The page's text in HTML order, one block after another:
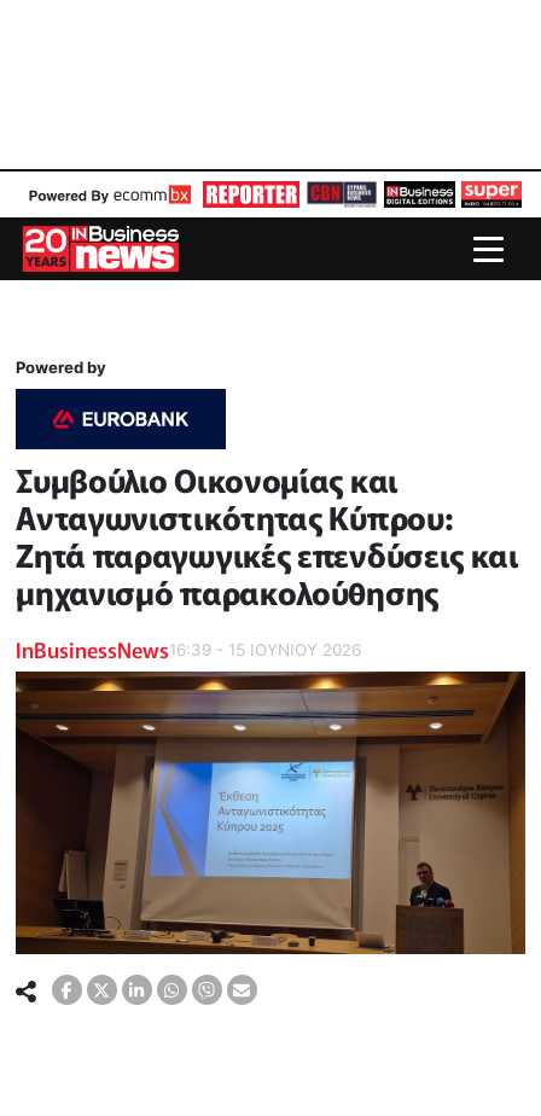
Powered by
Συμβούλιο Οικονομίας και
Ανταγωνιστικότητας Κύπρου:
Ζητά παραγωγικές επενδύσεις και
μηχανισμό παρακολούθησης
InBusinessNews16:39 - 15 ΙΟΥΝΙΟΥ 2026